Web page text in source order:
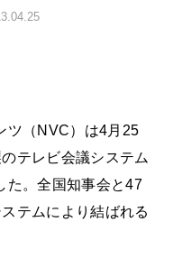
ツ（NVC）は4月25
テレビ会議システム
た。全国知事会と47
テムにより結ばれる